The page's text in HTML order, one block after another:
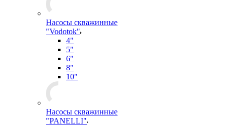
Насосы скважинные
"Vodotok"
4"
5"
6"
8"
10"
Насосы скважинные
"PANELLI"